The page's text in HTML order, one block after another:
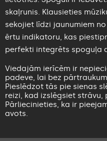
skaļrunis. Klausieties
sekojiet līdzi jaunumiem
ērtu indikatoru, kas
perfekti integrēts spoguļa
Viedajām ierīcēm ir
padeve, lai bez
Pieslēdzot tās pie sienas
reizi, kad izslēgsiet strāvu,
Pārliecinieties, ka ir
avots.